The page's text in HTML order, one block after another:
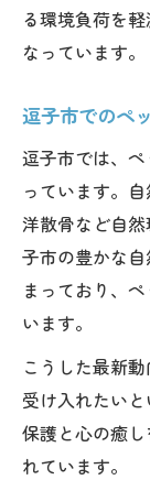
る環境負荷を
なっています。
逗子市でのペ
逗子市では、
っています。
洋散骨など自
子市の豊かな
まっており、
います。
こうした最新
受け入れたい
保護と心の癒
れています。